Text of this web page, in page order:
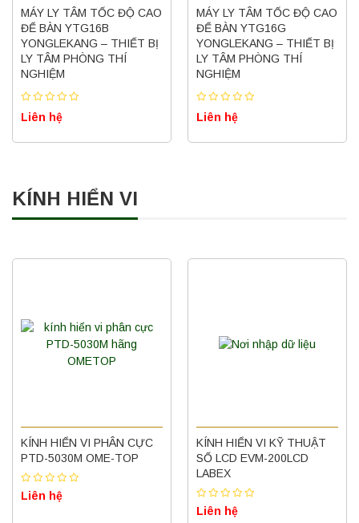
MÁY LY TÂM TỐC ĐỘ CAO
ĐỂ BÀN YTG16B
YONGLEKANG – THIẾT BỊ
LY TÂM PHÒNG THÍ
NGHIỆM
Liên hệ
MÁY LY TÂM TỐC ĐỘ CAO
ĐỂ BÀN YTG16G
YONGLEKANG – THIẾT BỊ
LY TÂM PHÒNG THÍ
NGHIỆM
Liên hệ
KÍNH HIỂN VI
KÍNH HIỂN VI PHÂN CỰC
PTD-5030M OME-TOP
Liên hệ
KÍNH HIỂN VI KỸ THUẬT
SỐ LCD EVM-200LCD
LABEX
Liên hệ